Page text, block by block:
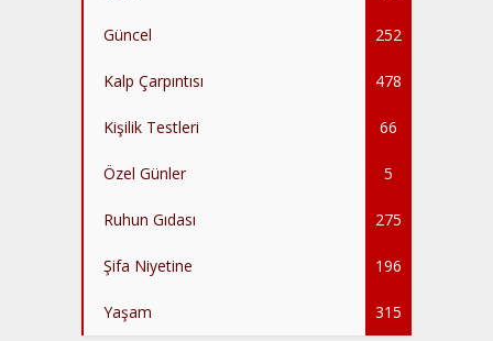
Güncel 252
Kalp Çarpıntısı 478
Kişilik Testleri 66
Özel Günler 5
Ruhun Gıdası 275
Şifa Niyetine 196
Yaşam 315